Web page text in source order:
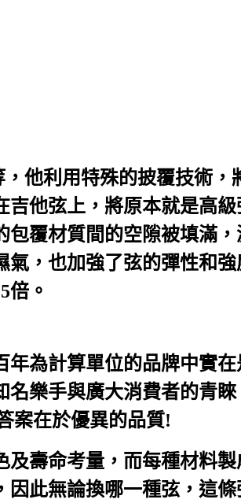
他利用特殊的披覆技術，
他弦上，將原本就是高
覆材質間的空隙被填滿
，也加強了弦的彈性和
倍。
為計算單位的品牌中實
樂手與廣大消費者的青
案在於優異的品質!
壽命考量，而每種材料
此無論換哪一種弦，這